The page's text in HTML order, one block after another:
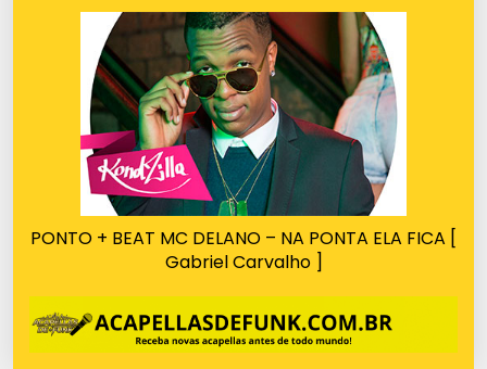
PONTO + BEAT MC DELANO – NA PONTA ELA FICA [
Gabriel Carvalho ]